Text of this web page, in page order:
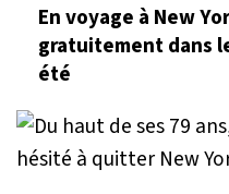
En voyage à New
gratuitement dans
été